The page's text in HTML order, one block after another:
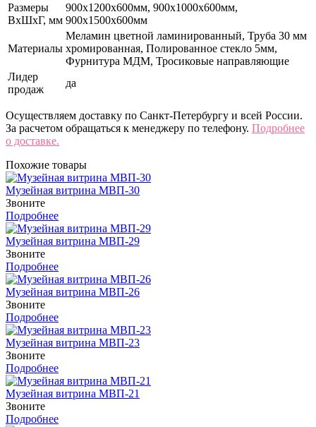
Размеры
ВхШхГ, мм
900х1200x600мм, 900х1000х600мм,
900х1500х600мм
Материалы
Меламин цветной ламинированный, Труба 30 мм
хромированная, Полированное стекло 5мм,
Фурнитура МДМ, Тросиковые направляющие
Лидер
продаж
да
Осуществляем доставку по Санкт-Петербургу и всей России.
За расчетом обращаться к менеджеру по телефону. Подробнее
о доставке.
Похожие товары
Музейная витрина МВП-30
Звоните
Подробнее
Музейная витрина МВП-29
Звоните
Подробнее
Музейная витрина МВП-26
Звоните
Подробнее
Музейная витрина МВП-23
Звоните
Подробнее
Музейная витрина МВП-21
Звоните
Подробнее